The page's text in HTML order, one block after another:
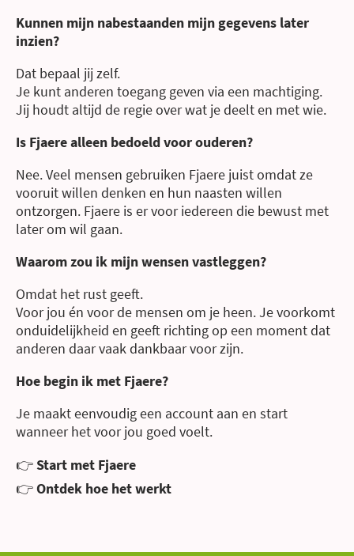
Kunnen mijn nabestaanden mijn gegevens later
inzien?
Dat bepaal jij zelf.
Je kunt anderen toegang geven via een machtiging.
Jij houdt altijd de regie over wat je deelt en met wie.
Is Fjaere alleen bedoeld voor ouderen?
Nee. Veel mensen gebruiken Fjaere juist omdat ze
vooruit willen denken en hun naasten willen
ontzorgen. Fjaere is er voor iedereen die bewust met
later om wil gaan.
Waarom zou ik mijn wensen vastleggen?
Omdat het rust geeft.
Voor jou én voor de mensen om je heen. Je voorkomt
onduidelijkheid en geeft richting op een moment dat
anderen daar vaak dankbaar voor zijn.
Hoe begin ik met Fjaere?
Je maakt eenvoudig een account aan en start
wanneer het voor jou goed voelt.
👉Start met Fjaere
👉Ontdek hoe het werkt